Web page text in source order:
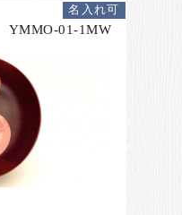
YMMO-01-1MW
名入れ可